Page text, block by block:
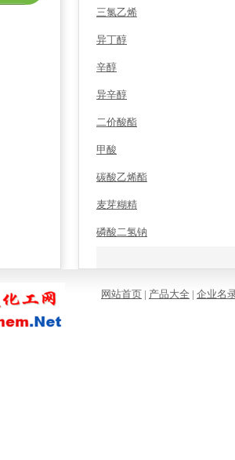
三氯乙烯
异丁醇
辛醇
异辛醇
二价酸酯
甲酸
碳酸乙烯酯
麦芽糊精
磷酸二氢钠
网站首页 | 产品大全 | 企业名